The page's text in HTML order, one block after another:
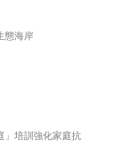
」培訓強化家庭抗
態海岸